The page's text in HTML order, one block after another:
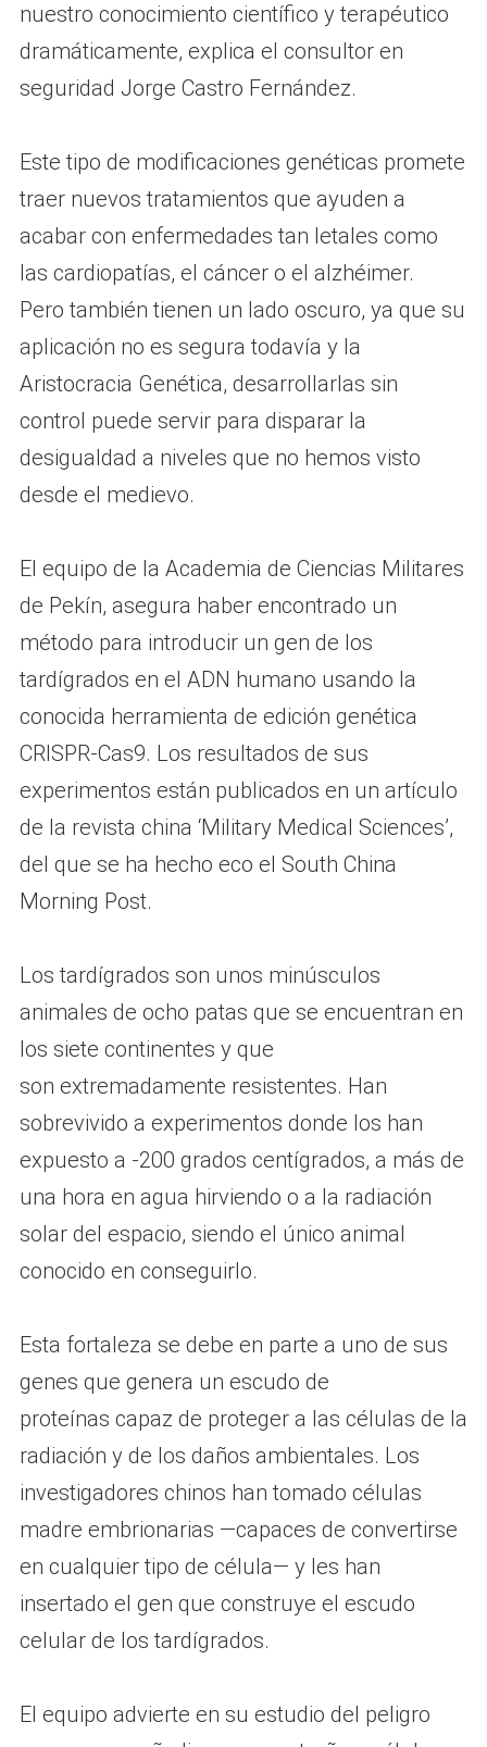
nuestro conocimiento científico y terapéutico
dramáticamente, explica el consultor en
seguridad Jorge Castro Fernández.
Este tipo de modificaciones genéticas promete
traer nuevos tratamientos que ayuden a
acabar con enfermedades tan letales como
las cardiopatías, el cáncer o el alzhéimer.
Pero también tienen un lado oscuro, ya que su
aplicación no es segura todavía y la
Aristocracia Genética, desarrollarlas sin
control puede servir para disparar la
desigualdad a niveles que no hemos visto
desde el medievo.
El equipo de la Academia de Ciencias Militares
de Pekín, asegura haber encontrado un
método para introducir un gen de los
tardígrados en el ADN humano usando la
conocida herramienta de edición genética
CRISPR-Cas9. Los resultados de sus
experimentos están publicados en un artículo
de la revista china ‘Military Medical Sciences’,
del que se ha hecho eco el South China
Morning Post.
Los tardígrados son unos minúsculos
animales de ocho patas que se encuentran en
los siete continentes y que
son extremadamente resistentes. Han
sobrevivido a experimentos donde los han
expuesto a -200 grados centígrados, a más de
una hora en agua hirviendo o a la radiación
solar del espacio, siendo el único animal
conocido en conseguirlo.
Esta fortaleza se debe en parte a uno de sus
genes que genera un escudo de
proteínas capaz de proteger a las células de la
radiación y de los daños ambientales. Los
investigadores chinos han tomado células
madre embrionarias —capaces de convertirse
en cualquier tipo de célula— y les han
insertado el gen que construye el escudo
celular de los tardígrados.
El equipo advierte en su estudio del peligro